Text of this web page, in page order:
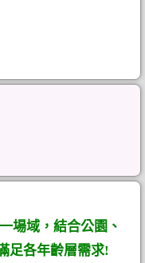
場域，結合公園、
足各年齡層需求!